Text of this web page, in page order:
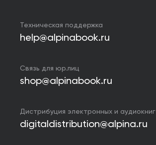
Техническая поддержка
help@alpinabook.ru
Связь для юр.лиц
shop@alpinabook.ru
Дистрибуция электронных и аудиокниг
digitaldistribution@alpina.ru